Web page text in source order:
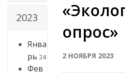
2023
Янва
рь 24
Фев
опрос»
2 НОЯБРЯ 2023